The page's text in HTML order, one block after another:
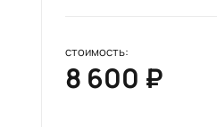
стоимость:
8 600 ₽